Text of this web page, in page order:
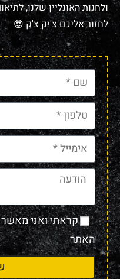
ולחנות האונליין שלנו,
לחזור אליכם צ'יק צ'ק 😎
קראתי ואני
האתר